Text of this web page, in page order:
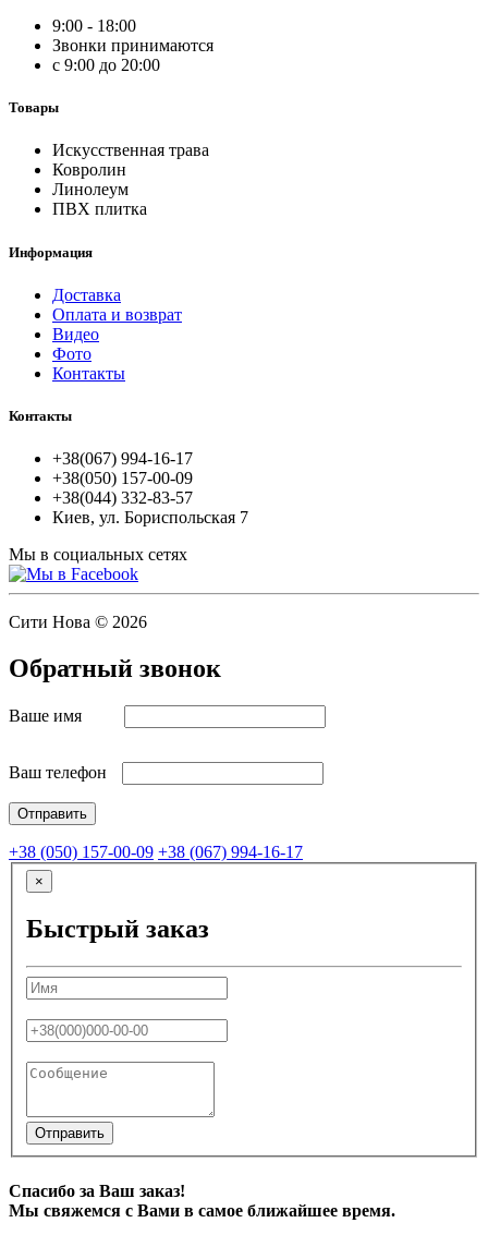
9:00 - 18:00
Звонки принимаются
с 9:00 до 20:00
Товары
Искусственная трава
Ковролин
Линолеум
ПВХ плитка
Информация
Доставка
Оплата и возврат
Видео
Фото
Контакты
Контакты
+38(067) 994-16-17
+38(050) 157-00-09
+38(044) 332-83-57
Киев, ул. Бориспольская 7
Мы в социальных сетях
Сити Нова © 2026
Обратный звонок
Ваше имя
Ваш телефон
+38 (050) 157-00-09 +38 (067) 994-16-17
×
Быстрый заказ
Отправить
Спасибо за Ваш заказ!
Мы свяжемся с Вами в самое ближайшее время.